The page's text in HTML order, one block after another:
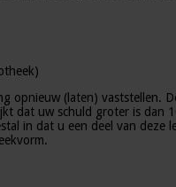
opnieuw (laten)
dat uw schuld groter is dan
in dat u een deel van